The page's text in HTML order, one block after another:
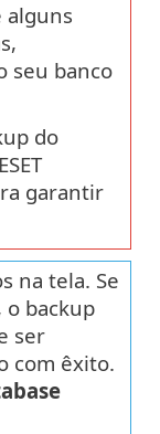
alguns
seu banco
do
garantir
na tela. Se
backup
ser
com êxito.